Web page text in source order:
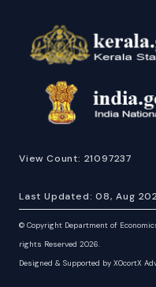
View Count: 21097237
Last Updated:08, Aug
© Copyright Department of
rights Reserved 2026.
Designed & Supported by XOcortX